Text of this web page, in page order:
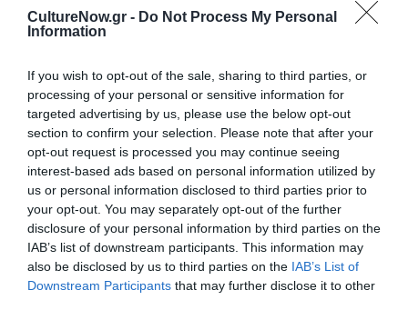
CultureNow.gr - Do Not Process My Personal
Information
If you wish to opt-out of the sale, sharing to third parties, or
processing of your personal or sensitive information for
targeted advertising by us, please use the below opt-out
section to confirm your selection. Please note that after your
opt-out request is processed you may continue seeing
interest-based ads based on personal information utilized by
us or personal information disclosed to third parties prior to
your opt-out. You may separately opt-out of the further
disclosure of your personal information by third parties on the
IAB’s list of downstream participants. This information may
also be disclosed by us to third parties on the IAB’s List of
Downstream Participants that may further disclose it to other
Tags
Newsletter
Κάθε βδομάδα στο e-mail σας τα τελευταία νέα για
την Τέχνη και τον Πολιτισμό!
Ακολουθήστε το Culturenow.gr